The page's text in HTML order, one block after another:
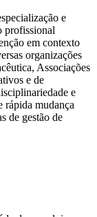
e
profissional
em contexto
organizações
Associações
e de
e
rápida mudança
de gestão de